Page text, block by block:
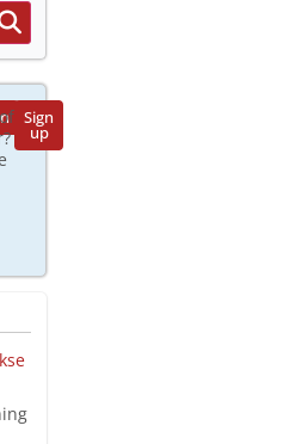
Sign
up